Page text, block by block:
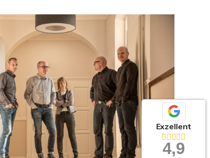
Exzellent
4,9